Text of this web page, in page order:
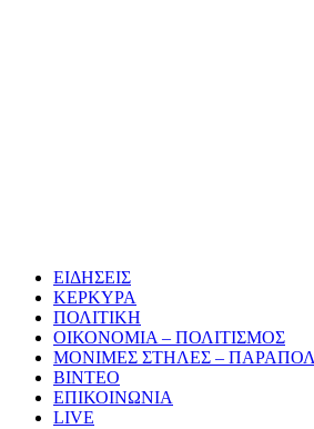
ΕΙΔΗΣΕΙΣ
ΚΕΡΚΥΡΑ
ΠΟΛΙΤΙΚΗ
ΟΙΚΟΝΟΜΙΑ – ΠΟΛΙΤΙΣΜΟΣ
ΜΟΝΙΜΕΣ ΣΤΗΛΕΣ –
ΒΙΝΤΕΟ
ΕΠΙΚΟΙΝΩΝΙΑ
LIVE